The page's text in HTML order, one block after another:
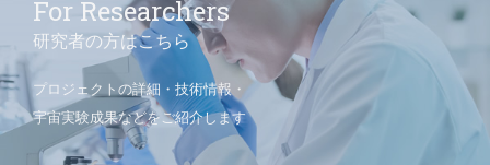
For Researchers
研究者の方はこちら
プロジェクトの詳細・技術情報・
宇宙実験成果などをご紹介します